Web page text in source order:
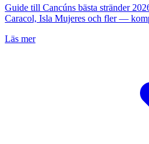
Guide till Cancúns bästa stränder
Caracol, Isla Mujeres och fler —
Läs mer